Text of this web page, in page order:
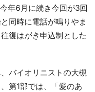
年6月に続き今回が3回
同時に電話が鳴りやま
復はがき申込制とした
バイオリニストの大槻
第1部では、「愛のあ